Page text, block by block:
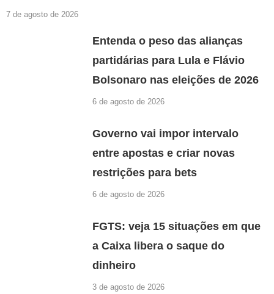
7 de agosto de 2026
Entenda o peso das alianças
partidárias para Lula e Flávio
Bolsonaro nas eleições de 2026
6 de agosto de 2026
Governo vai impor intervalo
entre apostas e criar novas
restrições para bets
6 de agosto de 2026
FGTS: veja 15 situações em que
a Caixa libera o saque do
dinheiro
3 de agosto de 2026